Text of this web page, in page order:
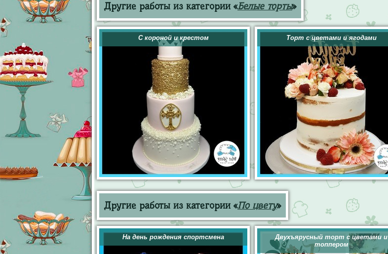
Другие работы из категории «Белые торты»
С короной и крестом Торт с цветами и ягодами
Другие работы из категории «По цвету»
На день рождения спортсмена
Двухъярусный торт с цветами и
топпером